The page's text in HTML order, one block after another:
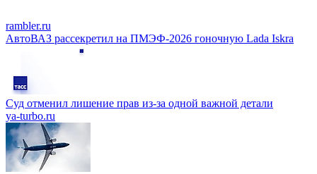
rambler.ru
АвтоВАЗ рассекретил на ПМЭФ-2026 гоночную Lada Iskra
Суд отменил лишение прав из-за одной важной детали
ya-turbo.ru